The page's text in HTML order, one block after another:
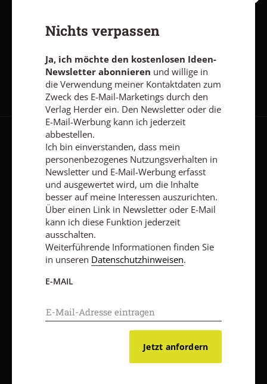
AGB und Widerrufsbelehrung Datenschutz
Impressum
Vertrag widerrufen Abo online kündigen
Nichts verpassen
Ja, ich möchte den kostenlosen Ideen-
Newsletter abonnieren und willige in
die Verwendung meiner Kontaktdaten zum
Zweck des E-Mail-Marketings durch den
Verlag Herder ein. Den Newsletter oder die
E-Mail-Werbung kann ich jederzeit
abbestellen.
Ich bin einverstanden, dass mein
personenbezogenes Nutzungsverhalten in
Newsletter und E-Mail-Werbung erfasst
und ausgewertet wird, um die Inhalte
besser auf meine Interessen auszurichten.
Über einen Link in Newsletter oder E-Mail
kann ich diese Funktion jederzeit
ausschalten.
Weiterführende Informationen finden Sie
in unseren Datenschutzhinweisen.
E-MAIL
Jetzt anfordern